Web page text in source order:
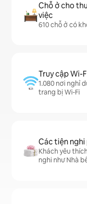
Chỗ ở cho
việc
610 chỗ ở có
Truy cập Wi-
1.080 nơi nghỉ
trang bị Wi-Fi
Các tiện
Khách yêu
nghi như Nhà